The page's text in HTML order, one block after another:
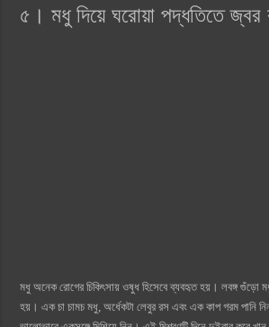
৫। মধু দিয়ে ঘরোয়া পদ্ধতিতে জ্বর
মধু অনেক রোগের চিকিৎসায় ওষুধ হিসেবে ব্যবহৃত হয়। লবঙ্গ গুঁড়ো
হয়। এক চা চামচ মধু, অর্ধেকটা লেবুর রস এবং এক কাপ গরম পানি